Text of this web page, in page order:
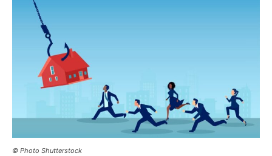
© Photo Shutterstock